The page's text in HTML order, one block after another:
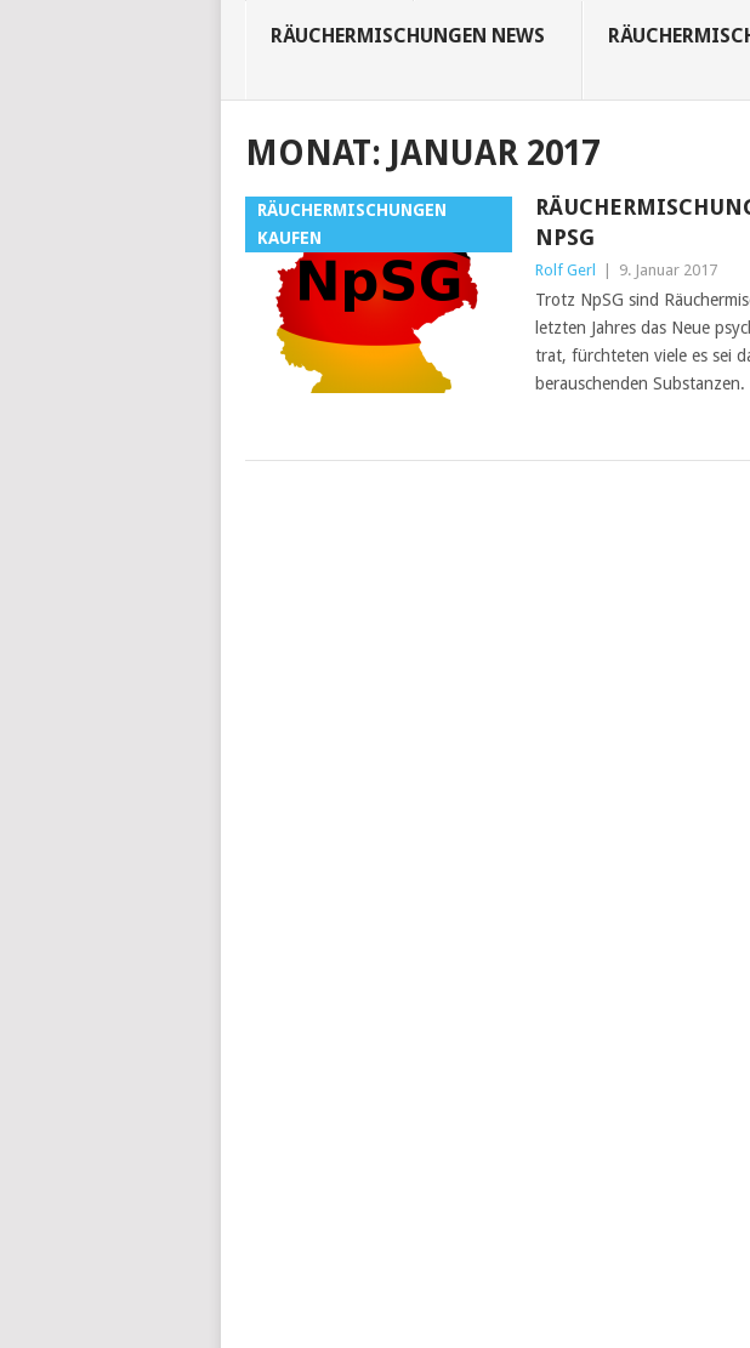
RÄUCHERMISCHUNGEN NEWS
MONAT: JANUAR 2017
RÄUCHERMISCHUNGEN
KAUFEN
NPSG
Rolf Gerl 9. Januar 2017
Trotz NpSG sind
letzten Jahres das Neue
trat, fürchteten viele es sei
berauschenden Substanzen.